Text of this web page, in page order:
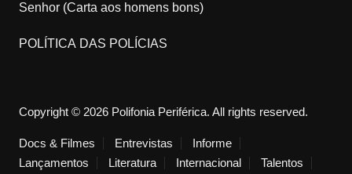
Senhor (Carta aos homens bons)
POLÍTICA DAS POLÍCIAS
Copyright © 2026 Polifonia Periférica. All rights reserved.
Docs & Filmes Entrevistas
Informe
Lançamentos
Literatura Internacional Talentos